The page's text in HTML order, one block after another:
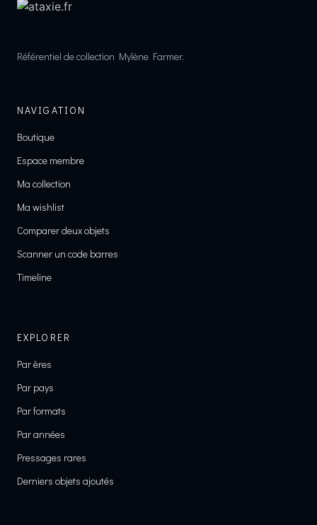
Référentiel de collection Mylène Farmer.
NAVIGATION
Boutique
Espace membre
Ma collection
Ma wishlist
Comparer deux objets
Scanner un code barres
Timeline
EXPLORER
Par ères
Par pays
Par formats
Par années
Pressages rares
Derniers objets ajoutés